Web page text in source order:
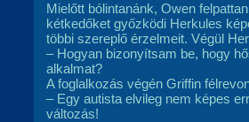
Mielőtt bólintanánk, Owen
kétkedőket győzködi Herkules
többi szereplő érzelmeit. Végül
– Hogyan bizonyítsam be, hogy
alkalmat?
A foglalkozás végén Griffin
– Egy autista elvileg nem képes
változás!